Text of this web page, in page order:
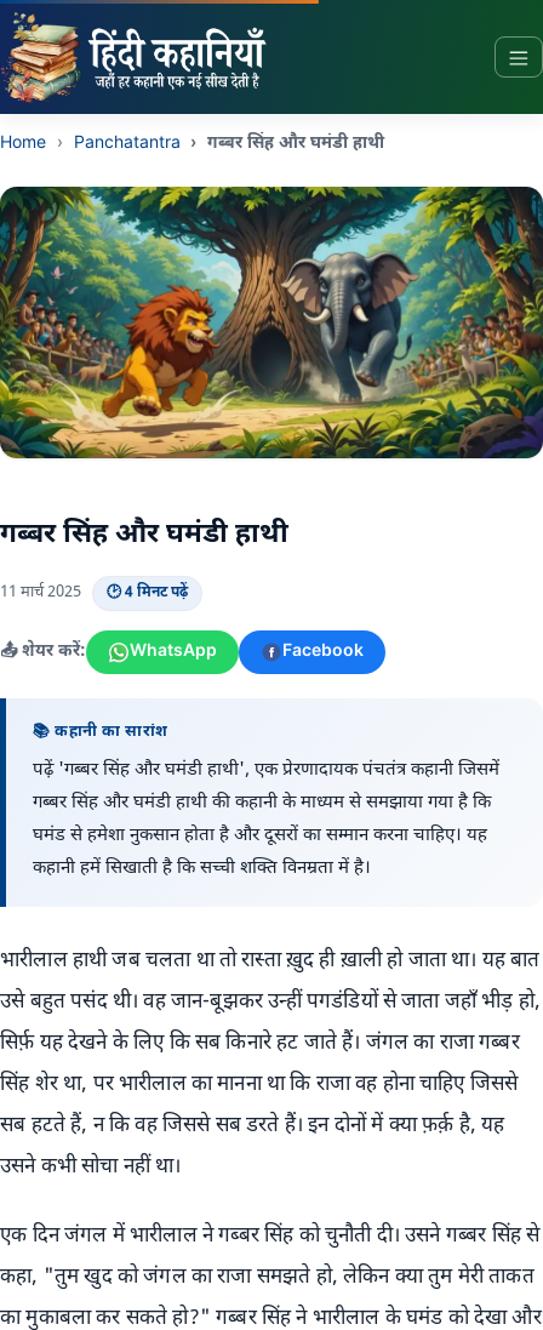
Home Panchatantra गब्बर सिंह और घमंडी हाथी
गब्बर सिंह और घमंडी हाथी
11 मार्च 2025 🕑 4 मिनट पढ़ें
📤 शेयर करें: WhatsApp Facebook
📚 कहानी का सारांश
पढ़ें 'गब्बर सिंह और घमंडी हाथी', एक प्रेरणादायक पंचतंत्र कहानी जिसमें
गब्बर सिंह और घमंडी हाथी की कहानी के माध्यम से समझाया गया है कि
घमंड से हमेशा नुकसान होता है और दूसरों का सम्मान करना चाहिए। यह
कहानी हमें सिखाती है कि सच्ची शक्ति विनम्रता में है।
भारीलाल हाथी जब चलता था तो रास्ता ख़ुद ही ख़ाली हो जाता था। यह बात
उसे बहुत पसंद थी। वह जान-बूझकर उन्हीं पगडंडियों से जाता जहाँ भीड़ हो,
सिर्फ़ यह देखने के लिए कि सब किनारे हट जाते हैं। जंगल का राजा गब्बर
सिंह शेर था, पर भारीलाल का मानना था कि राजा वह होना चाहिए जिससे
सब हटते हैं, न कि वह जिससे सब डरते हैं। इन दोनों में क्या फ़र्क़ है, यह
उसने कभी सोचा नहीं था।
एक दिन जंगल में भारीलाल ने गब्बर सिंह को चुनौती दी। उसने गब्बर सिंह से
कहा, "तुम खुद को जंगल का राजा समझते हो, लेकिन क्या तुम मेरी ताकत
का मुकाबला कर सकते हो?" गब्बर सिंह ने भारीलाल के घमंड को देखा और